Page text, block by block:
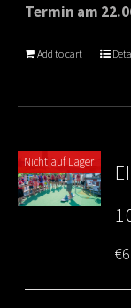
Termin am
Add to cart
Nicht auf Lager
€